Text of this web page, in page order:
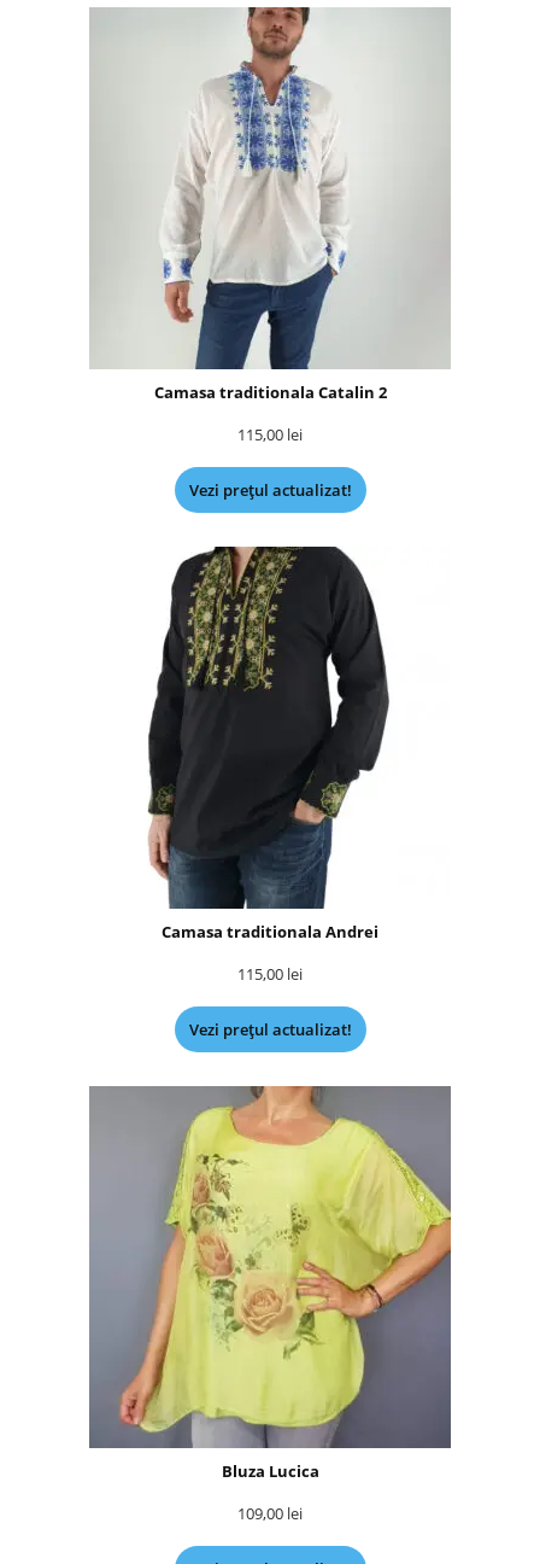
Camasa traditionala Catalin 2
115,00 lei
Vezi prețul actualizat!
Camasa traditionala Andrei
115,00 lei
Vezi prețul actualizat!
Bluza Lucica
109,00 lei